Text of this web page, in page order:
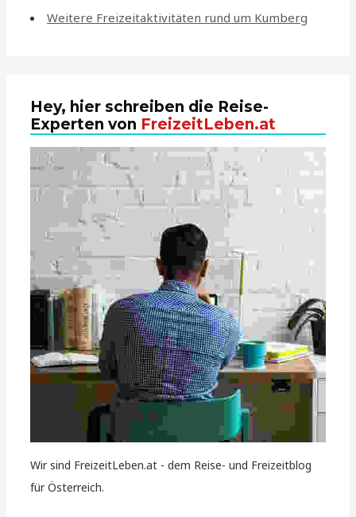
Weitere Freizeitaktivitäten rund um Kumberg
Hey, hier schreiben die Reise-
Experten von FreizeitLeben.at
Wir sind FreizeitLeben.at - dem Reise- und Freizeitblog
für Österreich.